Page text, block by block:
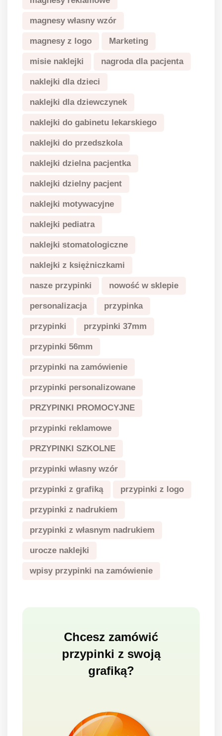
magnesy własny wzór
magnesy z logo Marketing
misie naklejki nagroda dla pacjenta
naklejki dla dzieci
naklejki dla dziewczynek
naklejki do gabinetu lekarskiego
naklejki do przedszkola
naklejki dzielna pacjentka
naklejki dzielny pacjent
naklejki motywacyjne
naklejki pediatra
naklejki stomatologiczne
naklejki z księżniczkami
nasze przypinki nowość w sklepie
personalizacja przypinka
przypinki przypinki 37mm
przypinki 56mm
przypinki na zamówienie
przypinki personalizowane
PRZYPINKI PROMOCYJNE
przypinki reklamowe
PRZYPINKI SZKOLNE
przypinki własny wzór
przypinki z grafiką przypinki z logo
przypinki z nadrukiem
przypinki z własnym nadrukiem
urocze naklejki
wpisy przypinki na zamówienie
Chcesz zamówić
przypinki z swoją
grafiką?